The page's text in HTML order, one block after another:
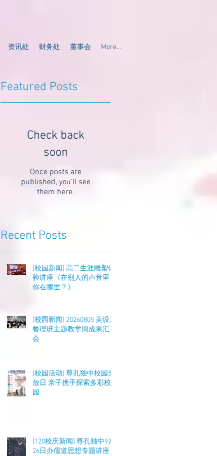
资讯处 财务处 董事会 More...
Featured Posts
Check back
soon
Once posts are
published, you’ll see
them here.
Recent Posts
[校园新闻] 高二生涯雕塑体
验讲座《在别人的声音里，
你在哪里？》
[校园新闻] 20260805 美设及
餐理班主题教学周成果汇报
会
[校园活动] 尊孔独中校园开
放日 亲子携手探索多彩校
园
[120校庆新闻] 尊孔独中9月
26日办儒道思想专题讲座